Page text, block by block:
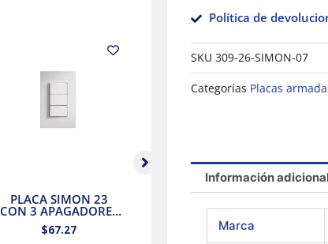
PLACA SIMON 23
CON 3 APAGADORES
2 VIAS BLANCO
$67.27
15 A Decora Smart Wi-
Fi Leviton
1,127.51
Política de
SKU 309-26-SIMON-07
Categorías Placas
Información
Marca